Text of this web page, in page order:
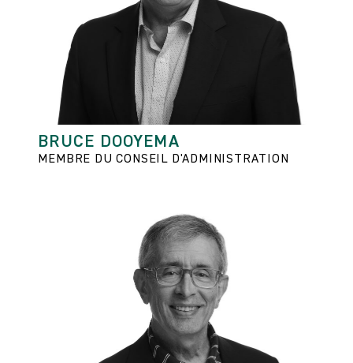
BRUCE DOOYEMA
MEMBRE DU CONSEIL D'ADMINISTRATION